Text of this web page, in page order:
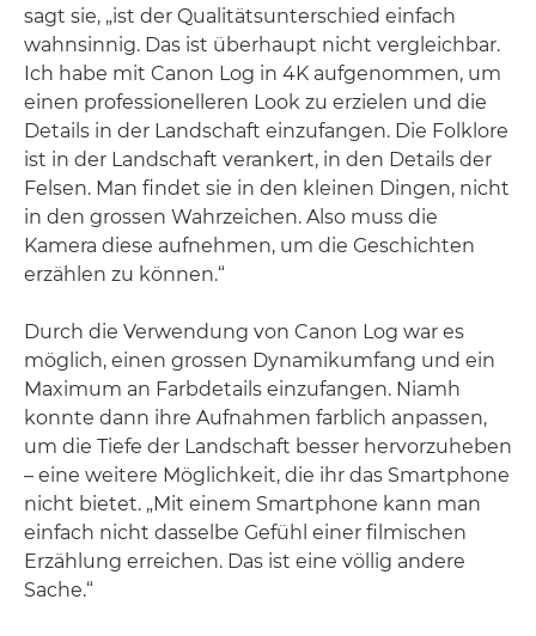
sagt sie, „ist der Qualitätsunterschied einfach
wahnsinnig. Das ist überhaupt nicht vergleichbar.
Ich habe mit Canon Log in 4K aufgenommen, um
einen professionelleren Look zu erzielen und die
Details in der Landschaft einzufangen. Die Folklore
ist in der Landschaft verankert, in den Details der
Felsen. Man findet sie in den kleinen Dingen, nicht
in den grossen Wahrzeichen. Also muss die
Kamera diese aufnehmen, um die Geschichten
erzählen zu können.“
Durch die Verwendung von Canon Log war es
möglich, einen grossen Dynamikumfang und ein
Maximum an Farbdetails einzufangen. Niamh
konnte dann ihre Aufnahmen farblich anpassen,
um die Tiefe der Landschaft besser hervorzuheben
– eine weitere Möglichkeit, die ihr das Smartphone
nicht bietet. „Mit einem Smartphone kann man
einfach nicht dasselbe Gefühl einer filmischen
Erzählung erreichen. Das ist eine völlig andere
Sache.“